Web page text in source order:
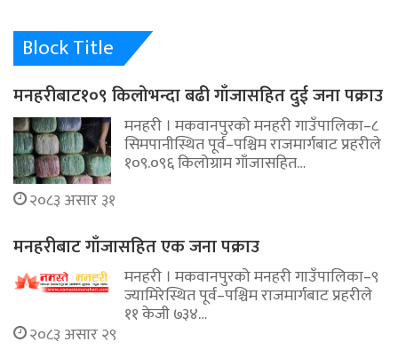
Block Title
मनहरीबाट१०९ किलोभन्दा बढी गाँजासहित दुई जना पक्राउ
मनहरी । मकवानपुरको मनहरी गाउँपालिका–८
सिमपानीस्थित पूर्व–पश्चिम राजमार्गबाट प्रहरीले
१०९.०९६ किलोग्राम गाँजासहित…
२०८३ असार ३१
मनहरीबाट गाँजासहित एक जना पक्राउ
मनहरी । मकवानपुरको मनहरी गाउँपालिका–९
ज्यामिरेस्थित पूर्व–पश्चिम राजमार्गबाट प्रहरीले
११ केजी ७३४…
२०८३ असार २९